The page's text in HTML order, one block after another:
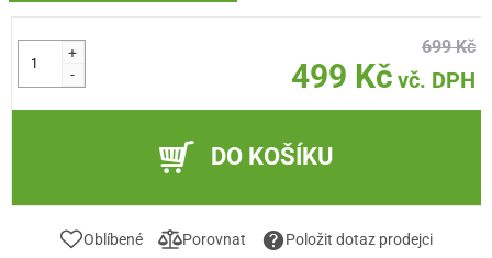
+
-
699 Kč
499 Kč vč. DPH
DO KOŠÍKU
Oblíbené Porovnat Položit dotaz prodejci